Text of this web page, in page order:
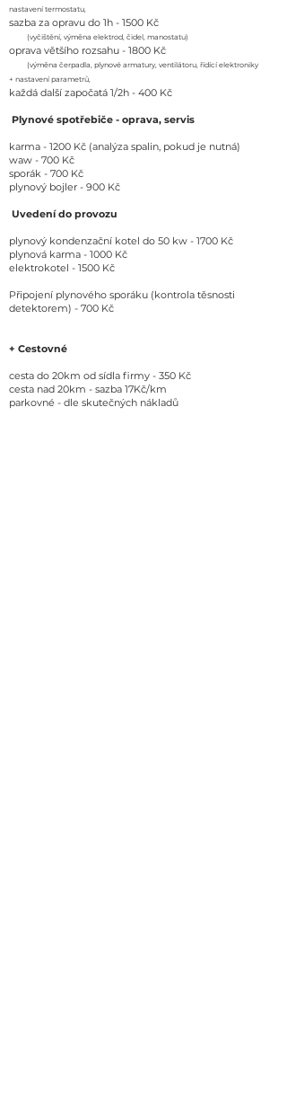
nastavení termostatu,
sazba za opravu do 1h - 1500 Kč
(vyčištění, výměna elektrod, čidel, manostatu)
oprava většího rozsahu - 1800 Kč
(výměna čerpadla, plynové armatury, ventilátoru, řídící elektroniky
+ nastavení parametrů,
každá další započatá 1/2h - 400 Kč
Plynové spotřebiče - oprava, servis
karma - 1200 Kč (analýza spalin, pokud je nutná)
waw - 700 Kč
sporák - 700 Kč
plynový bojler - 900 Kč
Uvedení do provozu
plynový kondenzační kotel do 50 kw - 1700 Kč
plynová karma - 1000 Kč
elektrokotel - 1500 Kč
Připojení plynového sporáku (kontrola těsnosti
detektorem) - 700 Kč
+ Cestovné
cesta do 20km od sídla firmy - 350 Kč
cesta nad 20km - sazba 17Kč/km
parkovné - dle skutečných nákladů